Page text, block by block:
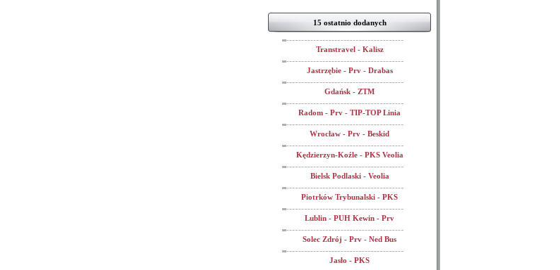
15 ostatnio dodanych
Transtravel - Kalisz
Jastrzębie - Prv - Drabas
Gdańsk - ZTM
Radom - Prv - TIP-TOP Linia
Wrocław - Prv - Beskid
Kędzierzyn-Koźle - PKS Veolia
Bielsk Podlaski - Veolia
Piotrków Trybunalski - PKS
Lublin - PUH Kewin - Prv
Solec Zdrój - Prv - Ned Bus
Jasło - PKS